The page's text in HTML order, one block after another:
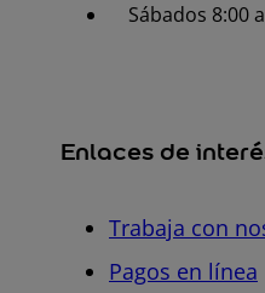
Sábados 8:00
Enlaces de
Trabaja con
Pagos en línea